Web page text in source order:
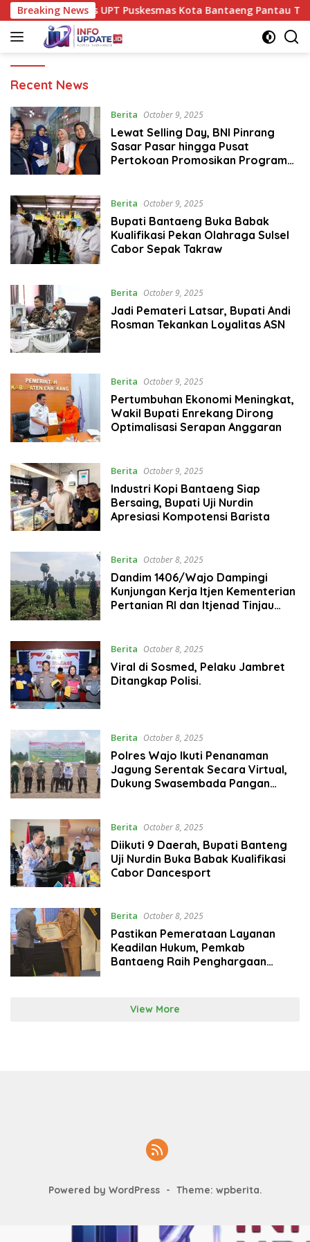
Skip
to
content
Breaking News
Gizi, Tim Nakes UPT Puskesmas Kota Bantaeng Pantau
Infoupdate.id
Recent News
Berita October 9, 2025
Lewat Selling Day, BNI Pinrang
Sasar Pasar hingga Pusat
Pertokoan Promosikan Program
Berita October 9, 2025
Bupati Bantaeng Buka Babak
Kualifikasi Pekan Olahraga Sulsel
Cabor Sepak Takraw
Berita October 9, 2025
Jadi Pemateri Latsar, Bupati Andi
Rosman Tekankan Loyalitas ASN
Berita October 9, 2025
Pertumbuhan Ekonomi Meningkat,
Wakil Bupati Enrekang Dirong
Optimalisasi Serapan Anggaran
Berita October 9, 2025
Industri Kopi Bantaeng Siap
Bersaing, Bupati Uji Nurdin
Apresiasi Kompotensi Barista
Berita October 8, 2025
Dandim 1406/Wajo Dampingi
Kunjungan Kerja Itjen Kementerian
Pertanian RI dan Itjenad Tinjau
Berita October 8, 2025
Viral di Sosmed, Pelaku Jambret
Ditangkap Polisi.
Berita October 8, 2025
Polres Wajo Ikuti Penanaman
Jagung Serentak Secara Virtual,
Dukung Swasembada Pangan
Berita October 8, 2025
Diikuti 9 Daerah, Bupati Banteng
Uji Nurdin Buka Babak Kualifikasi
Cabor Dancesport
Berita October 8, 2025
Pastikan Pemerataan Layanan
Keadilan Hukum, Pemkab
Bantaeng Raih Penghargaan
View More
Powered by WordPress - Theme: wpberita.